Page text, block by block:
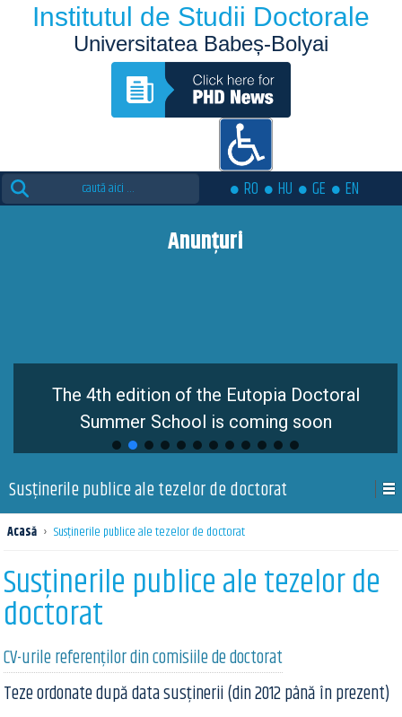
Institutul de Studii Doctorale
Universitatea Babeș-Bolyai
Search
for:
RO HU GE EN
Anunțuri
The 4th edition of the Eutopia Doctoral
Summer School is coming soon
Susţinerile publice ale tezelor de doctorat
Acasă › Susţinerile publice ale tezelor de doctorat
Susţinerile publice ale tezelor de
doctorat
CV-urile referenților din comisiile de doctorat
Teze ordonate după data susținerii (din 2012 până în prezent)